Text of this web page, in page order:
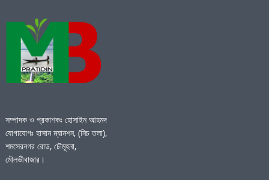
সম্পাদক ও প্রকাশকঃ হোসাইন আহমদ
যোগাযোগঃ হাসান ম্যানশন, (নিচ তলা),
শমসেরনগর রোড, চৌমূহনা,
মৌলভীবাজার।